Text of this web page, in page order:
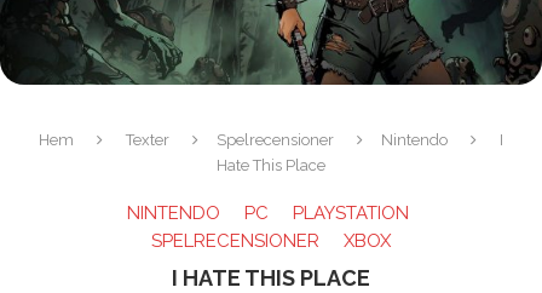
Hem Texter Spelrecensioner Nintendo
I
Hate This Place
NINTENDO PC
PLAYSTATION
SPELRECENSIONER
XBOX
I HATE THIS PLACE